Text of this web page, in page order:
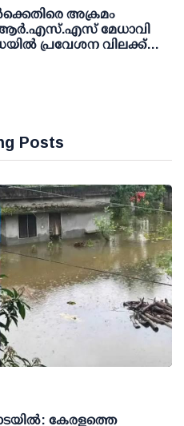
അക്രമം
ആര്‍.എസ്.എസ് മേധാവി
പ്രവേശന വിലക്ക്
Posts
കേരളത്തെ